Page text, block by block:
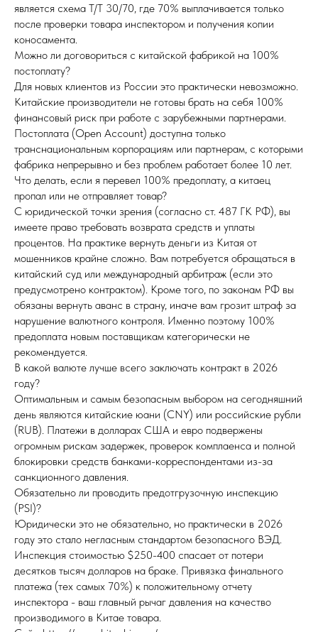
является схема T/T 30/70, где 70% выплачивается только
после проверки товара инспектором и получения копии
коносамента.
Можно ли договориться с китайской фабрикой на 100%
постоплату?
Для новых клиентов из России это практически невозможно.
Китайские производители не готовы брать на себя 100%
финансовый риск при работе с зарубежными партнерами.
Постоплата (Open Account) доступна только
транснациональным корпорациям или партнерам, с которыми
фабрика непрерывно и без проблем работает более 10 лет.
Что делать, если я перевел 100% предоплату, а китаец
пропал или не отправляет товар?
С юридической точки зрения (согласно ст. 487 ГК РФ), вы
имеете право требовать возврата средств и уплаты
процентов. На практике вернуть деньги из Китая от
мошенников крайне сложно. Вам потребуется обращаться в
китайский суд или международный арбитраж (если это
предусмотрено контрактом). Кроме того, по законам РФ вы
обязаны вернуть аванс в страну, иначе вам грозит штраф за
нарушение валютного контроля. Именно поэтому 100%
предоплата новым поставщикам категорически не
рекомендуется.
В какой валюте лучше всего заключать контракт в 2026
году?
Оптимальным и самым безопасным выбором на сегодняшний
день являются китайские юани (CNY) или российские рубли
(RUB). Платежи в долларах США и евро подвержены
огромным рискам задержек, проверок комплаенса и полной
блокировки средств банками-корреспондентами из-за
санкционного давления.
Обязательно ли проводить предотгрузочную инспекцию
(PSI)?
Юридически это не обязательно, но практически в 2026
году это стало негласным стандартом безопасного ВЭД.
Инспекция стоимостью $250-400 спасает от потери
десятков тысяч долларов на браке. Привязка финального
платежа (тех самых 70%) к положительному отчету
инспектора - ваш главный рычаг давления на качество
производимого в Китае товара.